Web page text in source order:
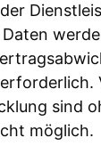
sind
möglich.